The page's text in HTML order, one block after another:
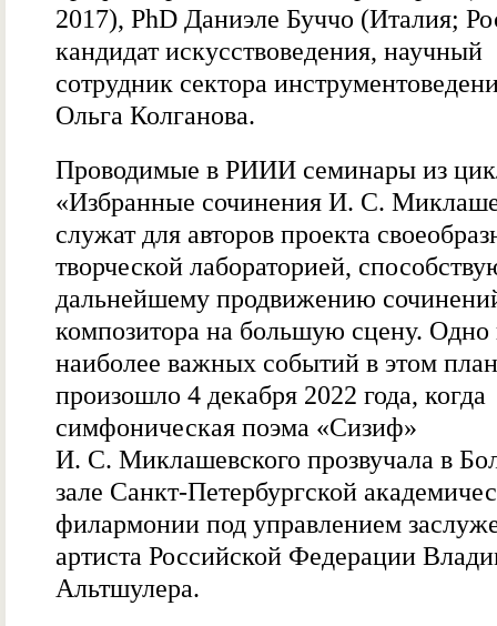
2017), PhD Даниэле Буччо (Италия;
кандидат искусствоведения, научный
сотрудник сектора
Ольга Колганова.
Проводимые в РИИИ семинары из
«Избранные сочинения И. С.
служат для авторов проекта
творческой лабораторией,
дальнейшему продвижению
композитора на большую сцену. Одно
наиболее важных событий в этом
произошло 4 декабря 2022 года, когда
симфоническая поэма «Сизиф»
И. С. Миклашевского прозвучала в
зале Санкт-Петербургской
филармонии под управлением
артиста Российской Федерации
Альтшулера.